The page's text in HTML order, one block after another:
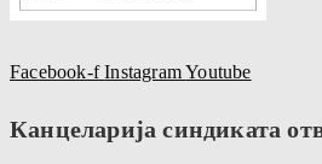
Facebook-f InstagramYoutube
Канцеларија синдиката